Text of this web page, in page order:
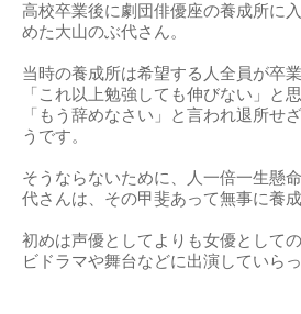
高校卒業後に劇団俳優座の養成所に
めた大山のぶ代さん。
当時の養成所は希望する人全員が卒
「これ以上勉強しても伸びない」と
「もう辞めなさい」と言われ退所せ
うです。
そうならないために、人一倍一生懸
代さんは、その甲斐あって無事に養成
初めは声優としてよりも女優として
ビドラマや舞台などに出演していら